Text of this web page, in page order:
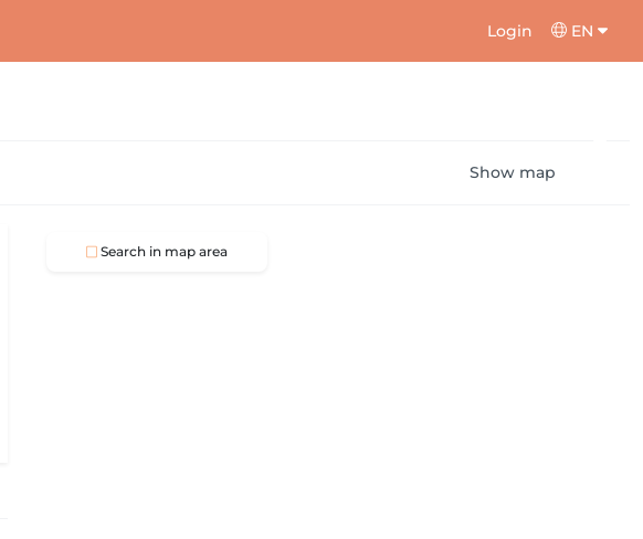
Login EN
Show map
Search in map area